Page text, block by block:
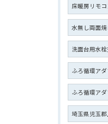
床暖房リモ
水無し両面焼
洗面台用水
ふろ循環ア
ふろ循環ア
埼玉県児玉